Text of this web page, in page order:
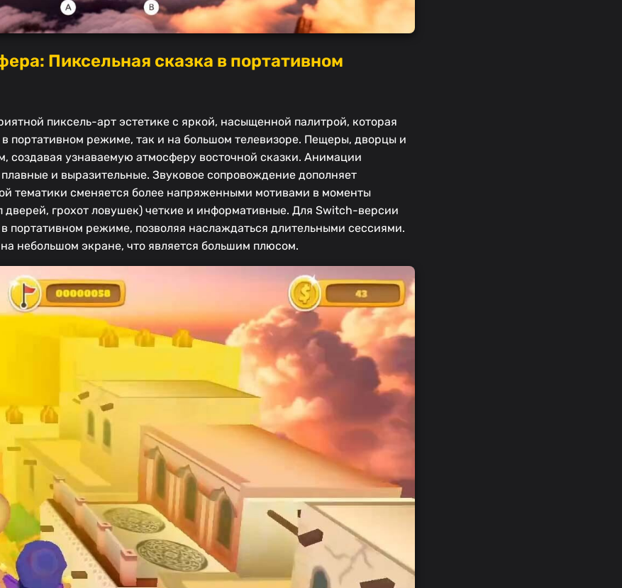
Пиксельная сказка в портативном
пиксель-арт эстетике с яркой, насыщенной палитрой, которая
портативном режиме, так и на большом телевизоре. Пещеры, дворцы и
создавая узнаваемую атмосферу восточной сказки. Анимации
и выразительные. Звуковое сопровождение дополняет
тематики сменяется более напряженными мотивами в моменты
дверей, грохот ловушек) четкие и информативные. Для Switch-версии
портативном режиме, позволяя наслаждаться длительными сессиями.
небольшом экране, что является большим плюсом.